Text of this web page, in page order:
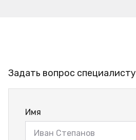
Задать вопрос специалисту
Имя